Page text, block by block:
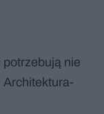
nie
Architektura-